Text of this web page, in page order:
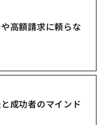
高額請求に頼らな
成功者のマインド